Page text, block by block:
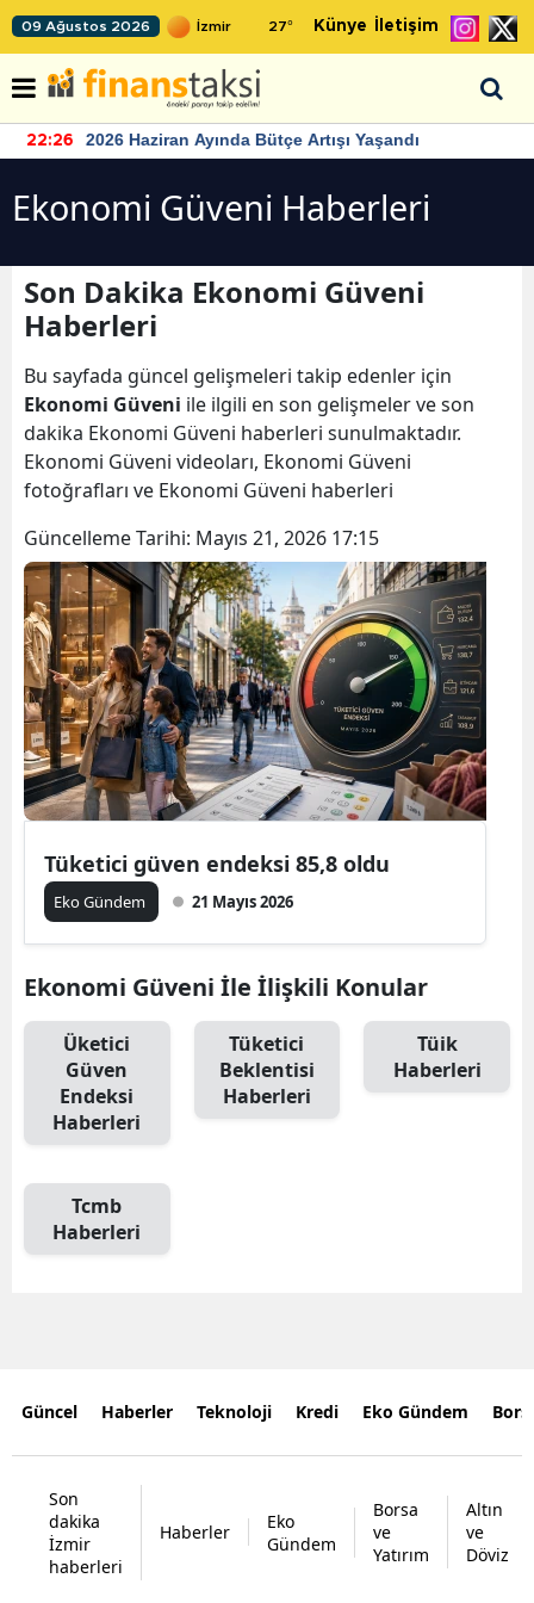
09 Ağustos 2026 27° Künye İletişim
22:26 2026 Haziran Ayında Bütçe Artışı Yaşandı
Ekonomi Güveni Haberleri
Son Dakika Ekonomi Güveni
Haberleri
Bu sayfada güncel gelişmeleri takip edenler için
Ekonomi Güveni ile ilgili en son gelişmeler ve son
dakika Ekonomi Güveni haberleri sunulmaktadır.
Ekonomi Güveni videoları, Ekonomi Güveni
fotoğrafları ve Ekonomi Güveni haberleri
Güncelleme Tarihi: Mayıs 21, 2026 17:15
Tüketici güven endeksi 85,8 oldu
Eko Gündem 21 Mayıs 2026
Ekonomi Güveni İle İlişkili Konular
Üketici
Güven
Endeksi
Haberleri
Tüketici
Beklentisi
Haberleri
Tüik
Haberleri
Tcmb
Haberleri
Güncel Haberler Teknoloji Kredi Eko Gündem
Son
dakika
İzmir
haberleri
Haberler
Eko
Gündem
Borsa
ve
Yatırım
Altın
ve
Döviz